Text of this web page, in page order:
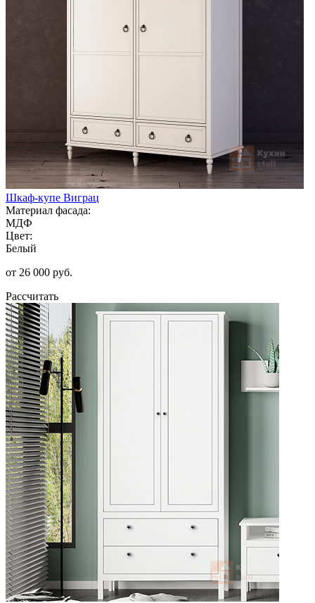
Шкаф-купе Виграц
Материал фасада:
МДФ
Цвет:
Белый
от 26 000 руб.
Рассчитать